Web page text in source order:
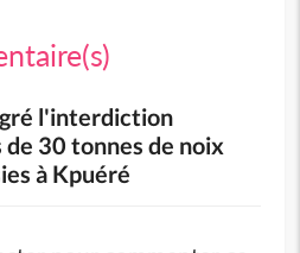
l'interdiction
30 tonnes de noix
à Kpuéré